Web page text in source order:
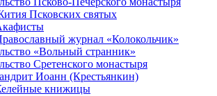
Псковских святых
журнал «Колокольчик»
«Вольный странник»
Сретенского монастыря
Иоанн (Крестьянкин)
книжицы